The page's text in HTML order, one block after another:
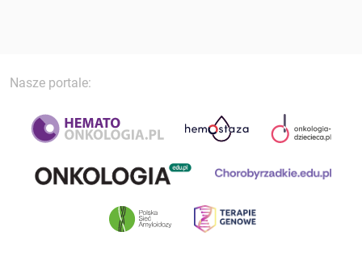
Nasze portale: